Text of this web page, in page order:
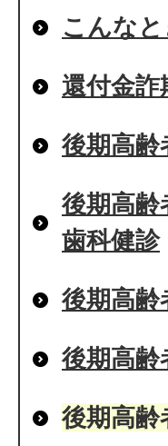
こんな
還付金
後期高齢
後期高齢
歯科健診
後期高齢
後期高齢
後期高